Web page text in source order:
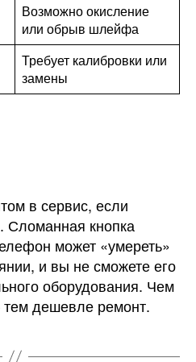
Возможно окисление
или обрыв шлейфа
Требует калибровки или
замены
в сервис, если
Сломанная кнопка
может «умереть»
и вы не сможете его
оборудования. Чем
дешевле ремонт.